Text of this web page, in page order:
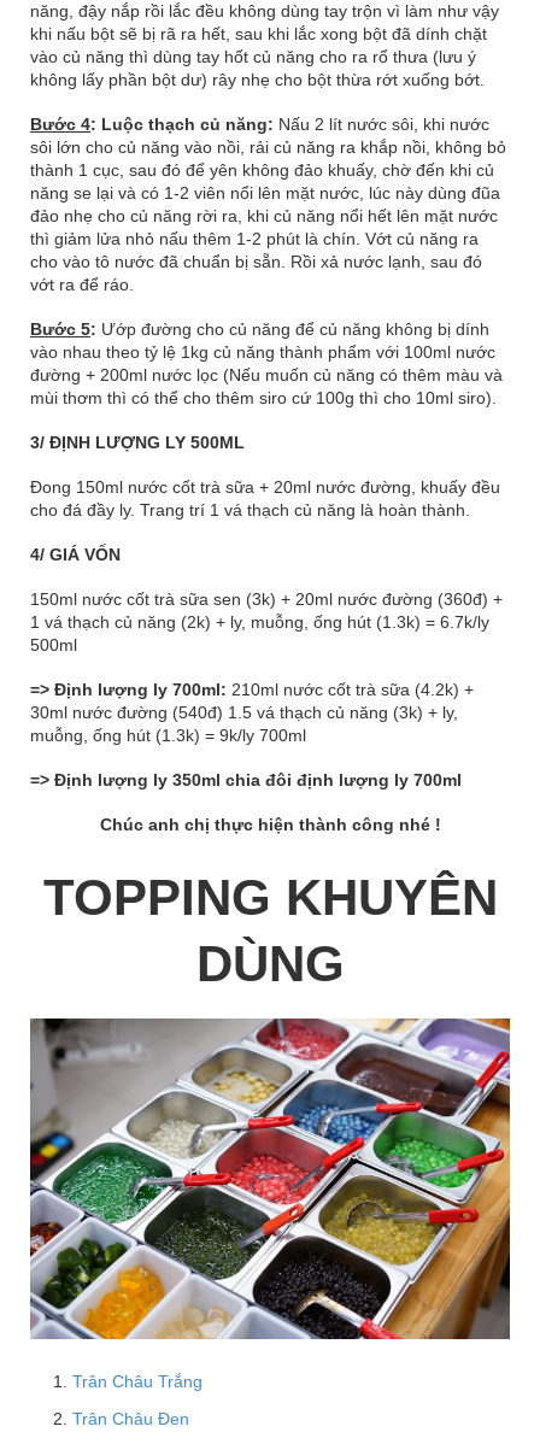
năng, đậy nắp rồi lắc đều không dùng tay trộn vì làm như vậy
khi nấu bột sẽ bị rã ra hết, sau khi lắc xong bột đã dính chặt
vào củ năng thì dùng tay hốt củ năng cho ra rổ thưa (lưu ý
không lấy phần bột dư) rây nhẹ cho bột thừa rớt xuống bớt.
Bước 4: Luộc thạch củ năng: Nấu 2 lít nước sôi, khi nước
sôi lớn cho củ năng vào nồi, rải củ năng ra khắp nồi, không bỏ
thành 1 cục, sau đó để yên không đảo khuấy, chờ đến khi củ
năng se lại và có 1-2 viên nổi lên mặt nước, lúc này dùng đũa
đảo nhẹ cho củ năng rời ra, khi củ năng nổi hết lên mặt nước
thì giảm lửa nhỏ nấu thêm 1-2 phút là chín. Vớt củ năng ra
cho vào tô nước đã chuẩn bị sẵn. Rồi xả nước lạnh, sau đó
vớt ra để ráo.
Bước 5: Ướp đường cho củ năng để củ năng không bị dính
vào nhau theo tỷ lệ 1kg củ năng thành phẩm với 100ml nước
đường + 200ml nước lọc (Nếu muốn củ năng có thêm màu và
mùi thơm thì có thể cho thêm siro cứ 100g thì cho 10ml siro).
3/ ĐỊNH LƯỢNG LY 500ML
Đong 150ml nước cốt trà sữa + 20ml nước đường, khuấy đều
cho đá đầy ly. Trang trí 1 vá thạch củ năng là hoàn thành.
4/ GIÁ VỐN
150ml nước cốt trà sữa sen (3k) + 20ml nước đường (360đ) +
1 vá thạch củ năng (2k) + ly, muỗng, ống hút (1.3k) = 6.7k/ly
500ml
=> Định lượng ly 700ml: 210ml nước cốt trà sữa (4.2k) +
30ml nước đường (540đ) 1.5 vá thạch củ năng (3k) + ly,
muỗng, ống hút (1.3k) = 9k/ly 700ml
=> Định lượng ly 350ml chia đôi định lượng ly 700ml
Chúc anh chị thực hiện thành công nhé !
TOPPING KHUYÊN
DÙNG
Trân Châu Trắng
Trân Châu Đen